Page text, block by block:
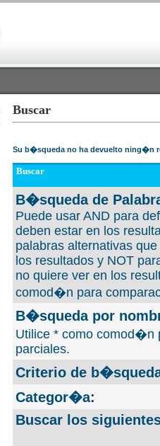
Buscar
Su b�squeda no ha devuelto ning�n
Buscar
B�squeda de
Puede usar AND para
deben estar en los
palabras alternativas
los resultados y NOT
no quiere ver en los
comod�n para
B�squeda por
Utilice * como comod�n
parciales.
Criterio de
Categor�a:
Buscar los